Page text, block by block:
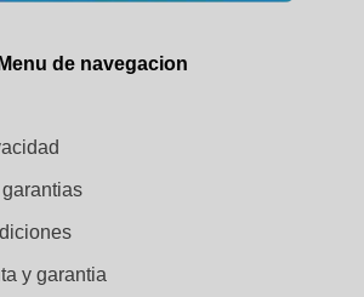
Menu de navegacion
y garantia